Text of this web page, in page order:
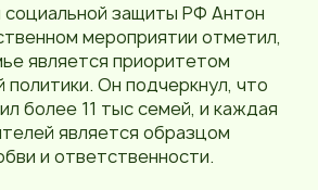
защиты РФ Антон
мероприятии отметил,
является приоритетом
политики. Он подчеркнул, что
более 11 тыс семей, и каждая
является образцом
и ответственности.